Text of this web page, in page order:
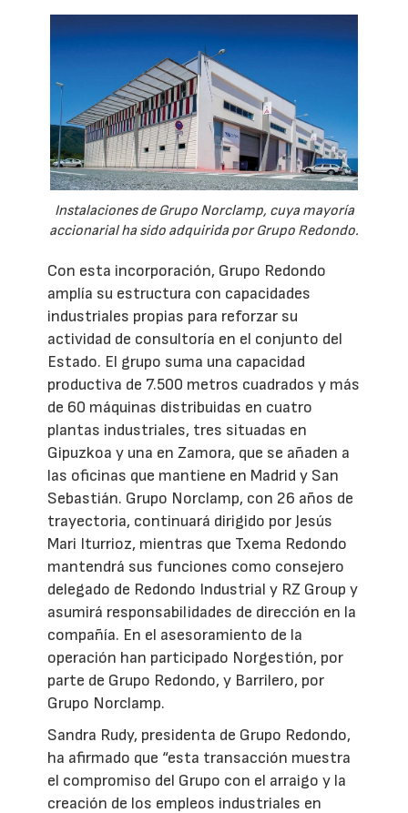
Instalaciones de Grupo Norclamp, cuya mayoría
accionarial ha sido adquirida por Grupo Redondo.
Con esta incorporación, Grupo Redondo
amplía su estructura con capacidades
industriales propias para reforzar su
actividad de consultoría en el conjunto del
Estado. El grupo suma una capacidad
productiva de 7.500 metros cuadrados y más
de 60 máquinas distribuidas en cuatro
plantas industriales, tres situadas en
Gipuzkoa y una en Zamora, que se añaden a
las oficinas que mantiene en Madrid y San
Sebastián. Grupo Norclamp, con 26 años de
trayectoria, continuará dirigido por Jesús
Mari Iturrioz, mientras que Txema Redondo
mantendrá sus funciones como consejero
delegado de Redondo Industrial y RZ Group y
asumirá responsabilidades de dirección en la
compañía. En el asesoramiento de la
operación han participado Norgestión, por
parte de Grupo Redondo, y Barrilero, por
Grupo Norclamp.
Sandra Rudy, presidenta de Grupo Redondo,
ha afirmado que “esta transacción muestra
el compromiso del Grupo con el arraigo y la
creación de los empleos industriales en